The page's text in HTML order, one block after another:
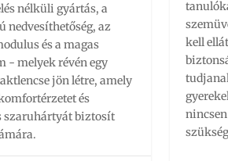
nélküli gyártás, a
nedvesíthetőség, az
és a magas
- melyek révén egy
jön létre, amely
és
szaruhártyát biztosít
kell